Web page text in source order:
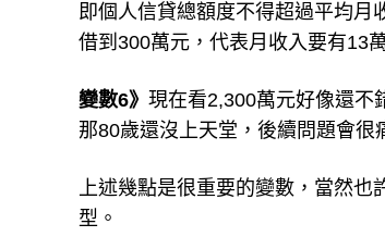
即個人信貸總額度不得超過平均月
借到300萬元，代表月收入要有13
變數6》 現在看2,300萬元好像還不
那80歲還沒上天堂，後續問題會很
上述幾點是很重要的變數，當然也
型。